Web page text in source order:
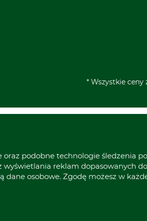
* Wszystkie ceny
podobne technologie śledzenia
wyświetlania reklam dopasowanych
dane osobowe. Zgodę możesz w